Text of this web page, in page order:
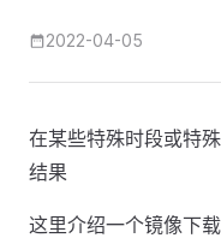
2022-04-05
在某些特殊时段或特
结果
这里介绍一个镜像下载